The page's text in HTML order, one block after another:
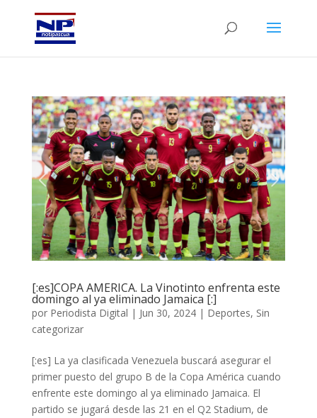
[:es]COPA AMERICA. La Vinotinto enfrenta este
domingo al ya eliminado Jamaica [:]
por Periodista Digital | Jun 30, 2024| Deportes, Sin
categorizar
[:es] La ya clasificada Venezuela buscará asegurar el
primer puesto del grupo B de la Copa América cuando
enfrente este domingo al ya eliminado Jamaica. El
partido se jugará desde las 21 en el Q2 Stadium, de